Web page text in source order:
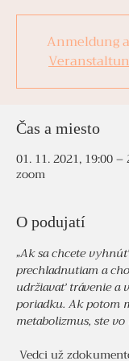
Anmeldung
Čas a miesto
01. 11. 2021, 19:00 –
zoom
O podujatí
„Ak sa chcete
prechladnutiam a
udržiavať trávenie a
poriadku. Ak potom
metabolizmus, ste